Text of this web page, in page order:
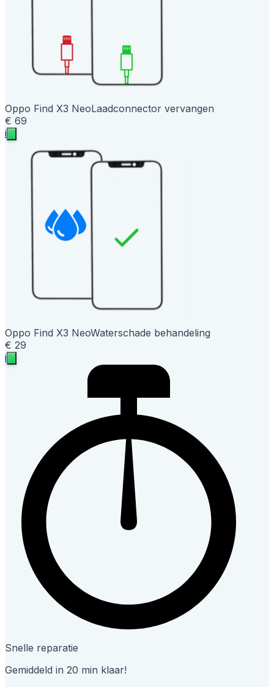
Oppo Find X3 NeoLaadconnector vervangen
€ 69
i
Oppo Find X3 NeoWaterschade behandeling
€ 29
i
Snelle reparatie
Gemiddeld in 20 min klaar!